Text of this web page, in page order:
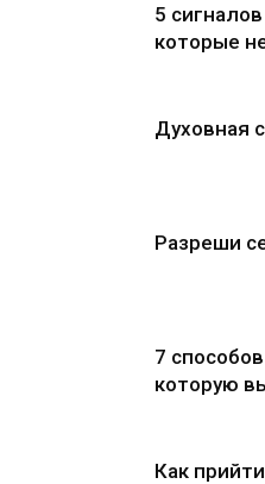
5
которые
Духовная
Разреши
7
которую
Как